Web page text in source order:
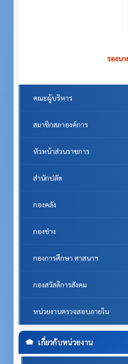
รองน
คณะผู้บริหาร
สมาชิกสภาองค์การ
หัวหน้าส่วนราชการ
สำนักปลัด
กองคลัง
กองช่าง
กองการศึกษา ศาสนาฯ
กองสวัสดิการสังคม
หน่วยงานตรวจสอบภายใน
เกี่ยวกับหน่วยงาน